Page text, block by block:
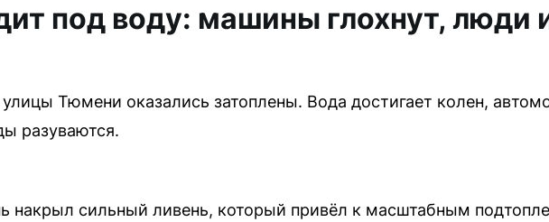
под воду: машины глохнут, люди
Тюмени оказались затоплены. Вода достигает колен,
разуваются.
накрыл сильный ливень, который привёл к масштабным